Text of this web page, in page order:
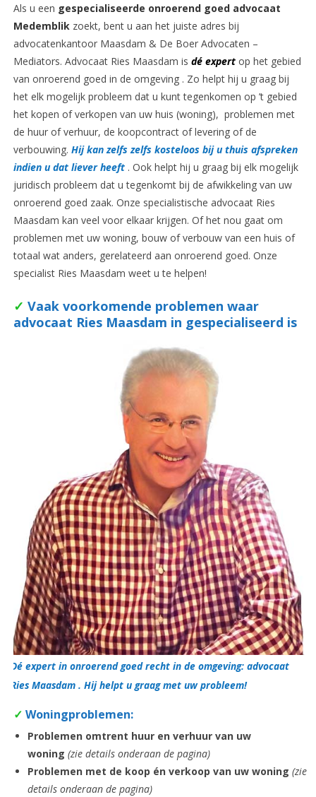
Als u een gespecialiseerde onroerend goed advocaat
Medemblikzoekt, bent u aan het juiste adres bij
advocatenkantoor Maasdam & De Boer Advocaten –
Mediators. Advocaat Ries Maasdam is dé expert op het gebied
van onroerend goed in de omgeving . Zo helpt hij u graag bij
het elk mogelijk probleem dat u kunt tegenkomen op ’t gebied
het kopen of verkopen van uw huis (woning), problemen met
de huur of verhuur, de koopcontract of levering of de
verbouwing. Hij kan zelfs zelfs kosteloos bij u thuis afspreken
indien u dat liever heeft. Ook helpt hij u graag bij elk mogelijk
juridisch probleem dat u tegenkomt bij de afwikkeling van uw
onroerend goed zaak. Onze specialistische advocaat Ries
Maasdam kan veel voor elkaar krijgen. Of het nou gaat om
problemen met uw woning, bouw of verbouw van een huis of
totaal wat anders, gerelateerd aan onroerend goed. Onze
specialist Ries Maasdam weet u te helpen!
✓ Vaak voorkomende problemen waar
advocaat Ries Maasdam in gespecialiseerd is
Dé expert in onroerend goed recht in de omgeving: advocaat
Ries Maasdam . Hij helpt u graag met uw probleem!
✓ Woningproblemen:
Problemen omtrent huur en verhuur van uw
woning (zie details onderaan de pagina)
Problemen met de koop én verkoop van uw woning (zie
details onderaan de pagina)